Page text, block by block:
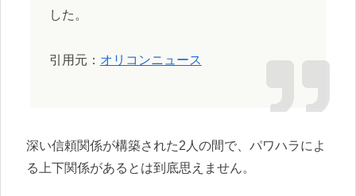
した。
引用元： オリコンニュース
深い信頼関係が構築された2人の間で、パワハラによ
る上下関係があるとは到底思えません。